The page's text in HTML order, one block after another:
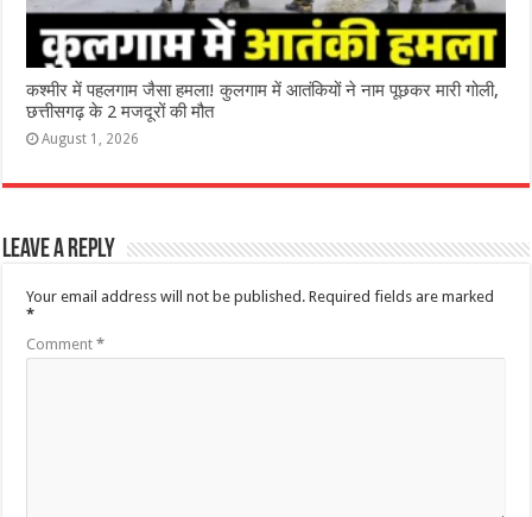
कश्‍मीर में पहलगाम जैसा हमला! कुलगाम में आतंकियों ने नाम पूछकर मारी गोली,
छत्तीसगढ़ के 2 मजदूरों की मौत
August 1, 2026
Leave a Reply
Your email address will not be published. Required fields are marked
*
Comment*